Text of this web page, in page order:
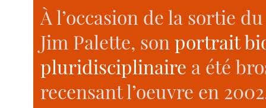
À l’occasion de la sortie
Jim Palette, son portrait
pluridisciplinaire a été
recensant l’oeuvre en